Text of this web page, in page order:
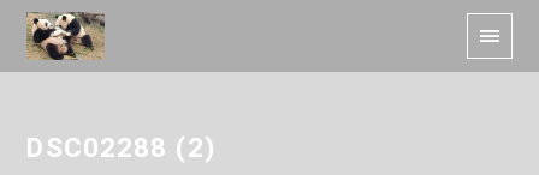
DSC02288 (2)